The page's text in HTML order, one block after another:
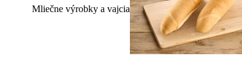
Mliečne výrobky a vajcia